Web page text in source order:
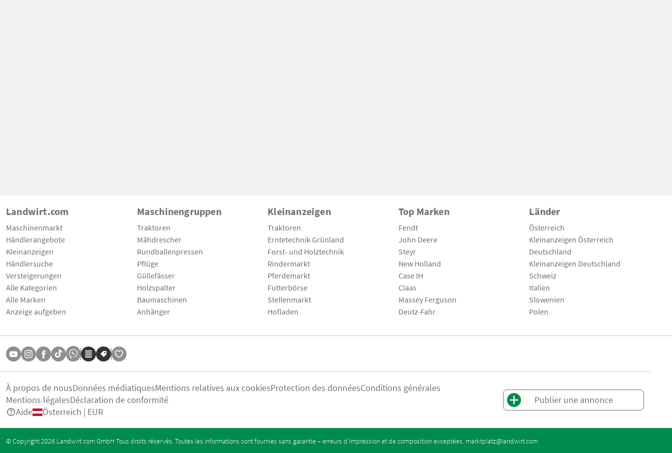
Landwirt.com
Maschinenmarkt
Händlerangebote
Kleinanzeigen
Händlersuche
Versteigerungen
Alle Kategorien
Alle Marken
Anzeige aufgeben
Maschinengruppen
Traktoren
Mähdrescher
Rundballenpressen
Pflüge
Güllefässer
Holzspalter
Baumaschinen
Anhänger
Kleinanzeigen
Traktoren
Erntetechnik Grünland
Forst- und Holztechnik
Rindermarkt
Pferdemarkt
Futterbörse
Stellenmarkt
Hofladen
Top Marken
Fendt
John Deere
Steyr
New Holland
Case IH
Claas
Massey Ferguson
Deutz-Fahr
Länder
Österreich
Kleinanzeigen Österreich
Deutschland
Kleinanzeigen Deutschland
Schweiz
Italien
Slowenien
Polen
À propos de nousDonnées médiatiquesMentions relatives aux cookiesProtection des donnéesConditions générales
Mentions légalesDéclaration de conformité
Aide
Österreich | EUR
Publier une annonce
© Copyright 2026 Landwirt.com GmbH Tous droits réservés. Toutes les informations sont fournies sans garantie – erreurs d’impression et de composition exceptées. marktplatz@landwirt.com